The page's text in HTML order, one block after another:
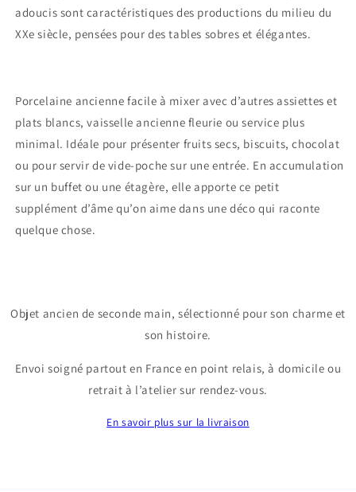
adoucis sont caractéristiques des productions du milieu du
XXe siècle, pensées pour des tables sobres et élégantes.
Porcelaine ancienne facile à mixer avec d’autres assiettes et
plats blancs, vaisselle ancienne fleurie ou service plus
minimal. Idéale pour présenter fruits secs, biscuits, chocolat
ou pour servir de vide-poche sur une entrée. En accumulation
sur un buffet ou une étagère, elle apporte ce petit
supplément d’âme qu’on aime dans une déco qui raconte
quelque chose.
Objet ancien de seconde main, sélectionné pour son charme et
son histoire.
Envoi soigné partout en France en point relais, à domicile ou
retrait à l’atelier sur rendez-vous.
En savoir plus sur la livraison